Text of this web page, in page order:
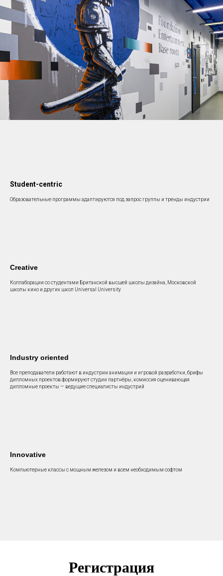
Student-centric
Образовательные программы адаптируются под запрос группы и тренды индустрии
Creative
Коллаборации со студентами Британской высшей школы дизайна, Московской
школы кино и других школ Universal University
Industry oriented
Все преподаватели работают в индустрии анимации и игровой разработки, брифы
дипломных проектов формируют студии партнёры, комиссия оценивающая
дипломные проекты — ведущие специалисты индустрий
Innovative
Компьютерные классы с мощным железом и всем необходимым софтом
Регистрация